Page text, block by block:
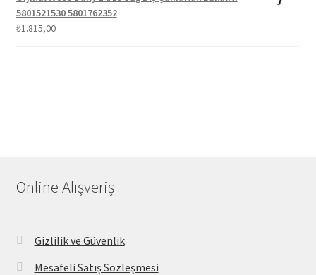
5801521530 5801762352
₺1.815,00
Online Alışveriş
Gizlilik ve Güvenlik
Mesafeli Satış Sözleşmesi